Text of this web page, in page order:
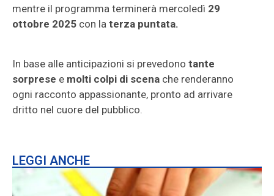
mentre il programma terminerà mercoledì 29
ottobre 2025 con la terza puntata.
In base alle anticipazioni si prevedono tante
sorprese e molti colpi di scena che renderanno
ogni racconto appassionante, pronto ad arrivare
dritto nel cuore del pubblico.
LEGGI ANCHE